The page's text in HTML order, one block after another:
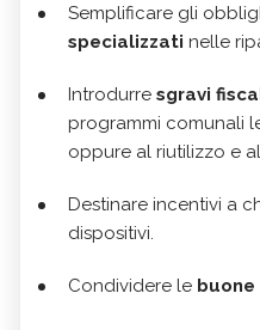
Semplificare gli
specializzati nelle
Introdurre sgravi
programmi comunali
oppure al riutilizzo e
Destinare incentivi a
dispositivi.
Condividere le